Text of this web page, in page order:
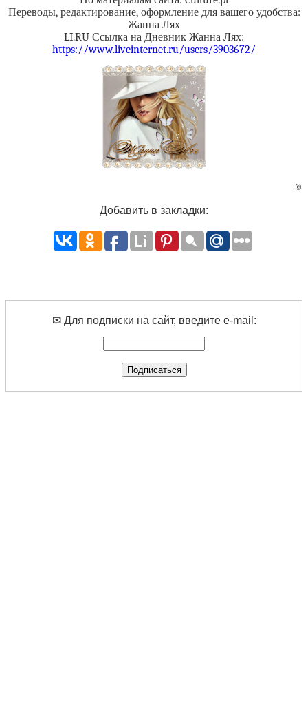
Переводы, редактирование, оформление для вашего удобства:
Жанна Лях
LI.RU Ссылка на Дневник Жанна Лях:
https://www.liveinternet.ru/users/3903672/
©
Добавить в закладки:
✉ Для подписки на сайт, введите e-mail: